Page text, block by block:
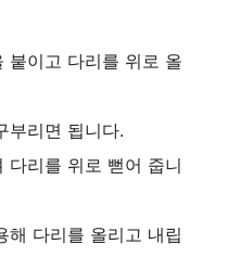
붙이고 다리를 위로 올
부리면 됩니다.
다리를 위로 뻗어 줍니
해 다리를 올리고 내립